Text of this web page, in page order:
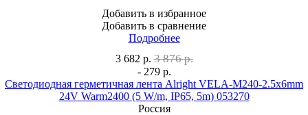
Добавить в избранное
Добавить в сравнение
Подробнее
3 682 р. 3 876 р.
- 279 р.
Светодиодная герметичная лента Alright VELA-M240-2.5x6mm
24V Warm2400 (5 W/m, IP65, 5m) 053270
Россия